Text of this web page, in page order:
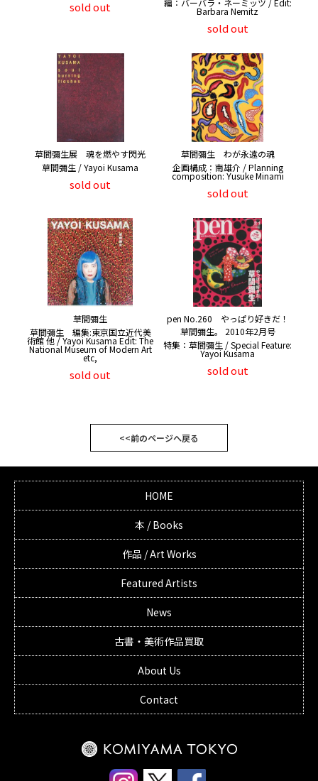
sold out Barbara Nemitz
sold out
草間彌生展 魂を燃やす閃光
草間彌生 / Yayoi Kusama
sold out
草間彌生 わが永遠の魂
企画構成：南雄介 / Planning
composition: Yusuke Minami
sold out
草間彌生
草間彌生 編集:東京国立近代美
術館 他 / Yayoi Kusama Edit: The
National Museum of Modern Art
etc,
sold out
pen No.260 やっぱり好きだ！
草間彌生。 2010年2月号
特集：草間彌生 / Special Feature:
Yayoi Kusama
sold out
<<前のページへ戻る
HOME
本 / Books
作品 / Art Works
Featured Artists
News
古書・美術作品買取
About Us
Contact